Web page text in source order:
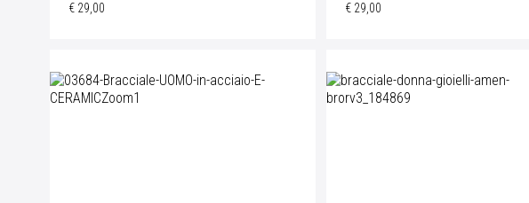
€ 29,00 € 29,00